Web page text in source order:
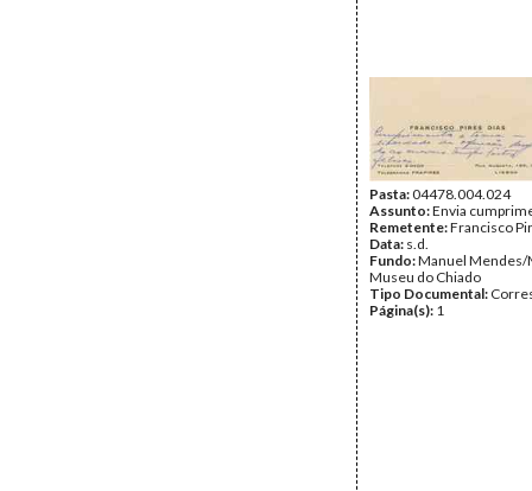
Pasta:04478.004.024
Assunto:Envia
Remetente:Francisco
Data: s.d.
Fundo:Manuel Mendes/
Museu do Chiado
Tipo Documental:
Página(s): 1